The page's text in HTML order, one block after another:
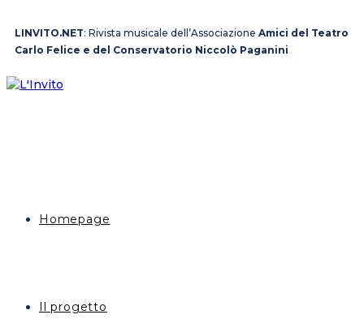
LINVITO.NET: Rivista musicale dell’Associazione Amici del Teatro
Carlo Felice e del Conservatorio Niccolò Paganini
Homepage
Il progetto